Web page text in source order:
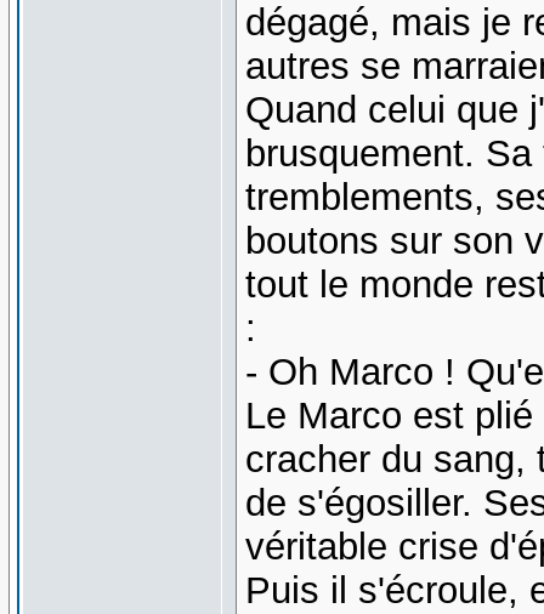
dégagé, mais je
autres se
Quand celui que
brusquement.
tremblements,
boutons sur son
tout le monde
:
- Oh Marco !
Le Marco est
cracher du sang,
de s'égosiller.
véritable crise
Puis il s'écroule,